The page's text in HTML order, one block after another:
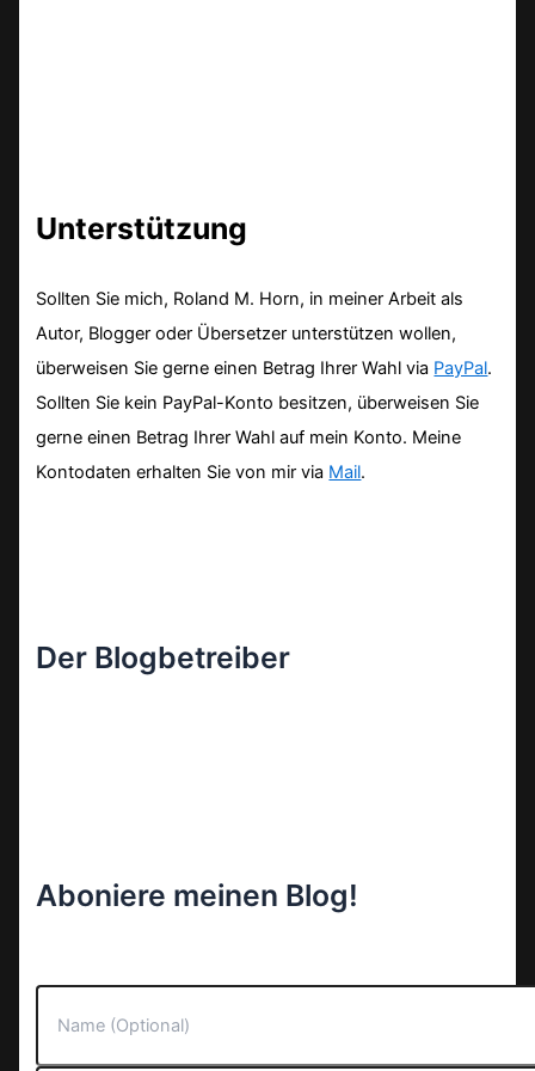
Unterstützung
Sollten Sie mich, Roland M. Horn, in meiner Arbeit als
Autor, Blogger oder Übersetzer unterstützen wollen,
überweisen Sie gerne einen Betrag Ihrer Wahl via PayPal.
Sollten Sie kein PayPal-Konto besitzen, überweisen Sie
gerne einen Betrag Ihrer Wahl auf mein Konto. Meine
Kontodaten erhalten Sie von mir via Mail.
Der Blogbetreiber
Aboniere meinen Blog!